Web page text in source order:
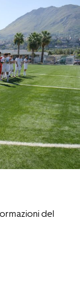
del